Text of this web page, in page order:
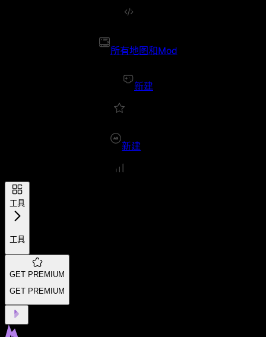
所有地图和Mod
新建
新建
工具
工具
GET PREMIUM
GET PREMIUM